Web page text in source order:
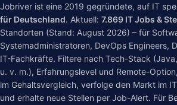
Jobriver ist eine 2019 gegründete, auf IT
für Deutschland. Aktuell: 7.869 IT Jobs &
Standorten (Stand: August 2026) – für
Systemadministratoren, DevOps Engineers,
IT-Fachkräfte. Filtere nach Tech-Stack
u. v. m.), Erfahrungslevel und Remote-
im Gehaltsvergleich, verfolge den Markt im
und erhalte neue Stellen per Job-Alert. Für